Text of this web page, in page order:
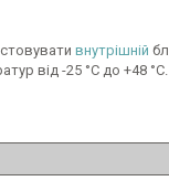
внутрішній
від -25 °C до +48 °C.